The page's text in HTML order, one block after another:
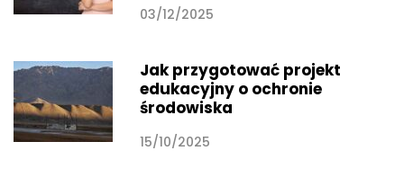
03/12/2025
Jak przygotować projekt
edukacyjny o ochronie
środowiska
15/10/2025